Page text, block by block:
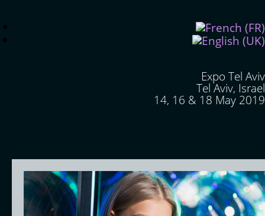
Expo Tel Aviv
Tel Aviv, Israel
14, 16 & 18 May 2019